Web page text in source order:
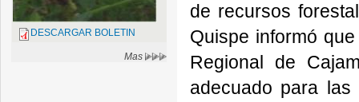
DESCARGAR BOLETIN
Mas
de recursos
Quispe informó
Regional de
adecuado para las